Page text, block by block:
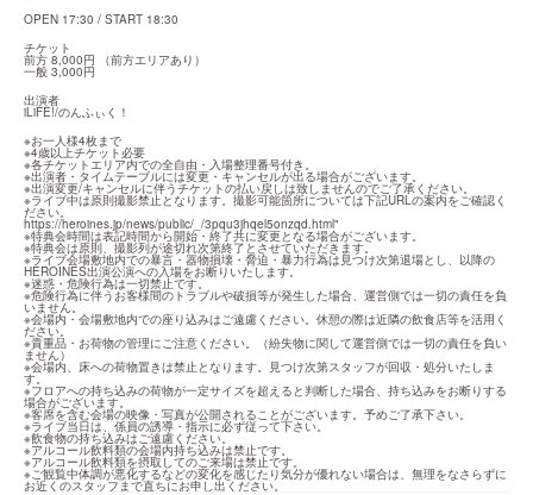
OPEN 17:30 / START 18:30
チケット
前方 8,000円 （前方エリアあり）
一般 3,000円
出演者
iLiFE!/のんふぃく！
※お一人様4枚まで
※4歳以上チケット必要
※各チケットエリア内での全自由・入場整理番号付き。
※出演者・タイムテーブルには変更・キャンセルが出る場合がございます。
※出演変更/キャンセルに伴うチケットの払い戻しは致しませんのでご了承ください。
※ライブ中は原則撮影禁止となります。撮影可能箇所については下記URLの案内をご確認く
https://heroines.jp/news/public/_/3pqu3jhqel5onzqd.html"
※特典会時間は表記時間から開始・終了共に変更となる場合がございます。
※特典会は原則、撮影列が途切れ次第終了とさせていただきます。
※ライブ会場敷地内での暴言・器物損壊・脅迫・暴力行為は見つけ次第退場とし、以降の
HEROINES出演公演への入場をお断りいたします。
※迷惑・危険行為は一切禁止です。
※危険行為に伴うお客様間のトラブルや破損等が発生した場合、運営側では一切の責任を負
いません。
※会場内・会場敷地内での座り込みはご遠慮ください。休憩の際は近隣の飲食店等を活用く
ださい。
※貴重品・お荷物の管理にご注意ください。（紛失物に関して運営側では一切の責任を負い
ません）
※会場内、床への荷物置きは禁止となります。見つけ次第スタッフが回収・処分いたしま
す。
※フロアへの持ち込みの荷物が一定サイズを超えると判断した場合、持ち込みをお断りする
場合がございます。
※客席を含む会場の映像・写真が公開されることがございます。予めご了承下さい。
※ライブ当日は、係員の誘導・指示に必ず従って下さい。
※飲食物の持ち込みはご遠慮ください。
※アルコール飲料類の会場内持ち込みは禁止です。
※アルコール飲料類を摂取してのご来場は禁止です。
※ご観覧中体調が悪化するなどの変化を感じたり気分が優れない場合は、無理をなさらずに
お近くのスタッフまで直ちにお申し出ください。